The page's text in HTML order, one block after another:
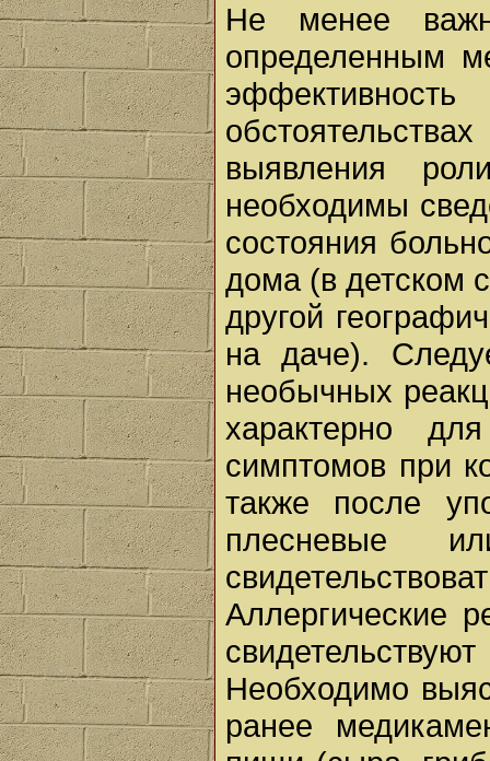
Не менее
определенным
выявления
необходимы
состояния
дома (в детском
другой
на даче).
необычных
характерно
симптомов при
также после
плесневые
Аллергические
Необходимо
ранее